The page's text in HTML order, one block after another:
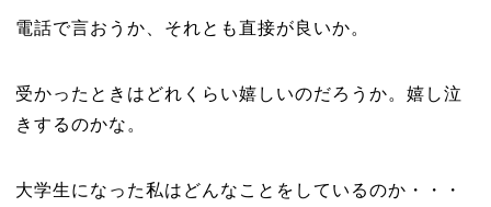
電話で言おうか、それとも直接が良いか。
受かったときはどれくらい嬉しいのだろうか。嬉し泣
きするのかな。
大学生になった私はどんなことをしているのか・・・